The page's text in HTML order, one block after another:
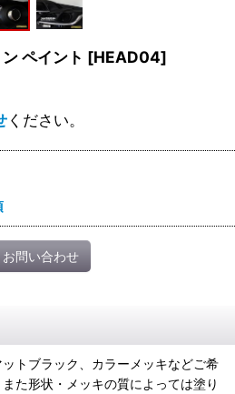
ペイント [HEAD04]
ください。
お問い合わせ
トブラック、カラーメッキなどご希
た形状・メッキの質によっては塗り